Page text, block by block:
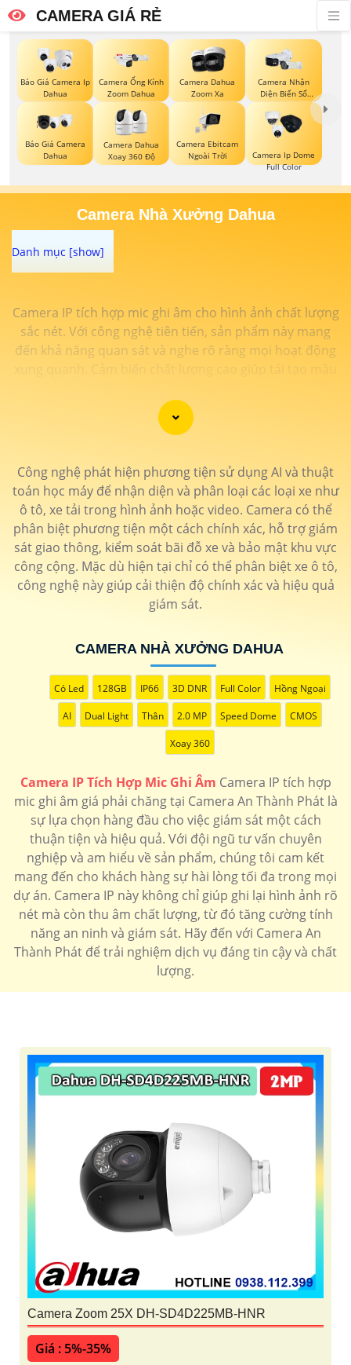
CAMERA GIÁ RẺ
Báo Giá Camera Ip
Dahua
Camera Ống Kính
Zoom Dahua
Camera Dahua
Zoom Xa
Camera Nhận
Diện Biển Số
Dahua
Báo Giá Camera
Dahua
Camera Dahua
Xoay 360 Độ
Camera Ebitcam
Ngoài Trời
Camera Ip Dome
Full Color
Camera Nhà Xưởng Dahua
Camera IP tích hợp mic ghi âm cho hình ảnh chất lượng
sắc nét. Với công nghệ tiên tiến, sản phẩm này mang
đến khả năng quan sát và nghe rõ ràng mọi hoạt động
xung quanh. Cảm biến chất lượng cao giúp tái tạo màu
người dùng thấu hiểu từng chi tiết với âm thanh sống
động. Sự kết hợp hoàn hảo giữa hình ảnh và âm thanh
cường tính hiệu quả trong việc bảo vệ và giám sát tài
sản. Đánh thức mọi giác quan với camera thông minh
này, đồng hành đáng tin cậy để bảo vệ ngôi nhà và
doanh nghiệp của bạn."
'
Công nghệ phát hiện phương tiện sử dụng AI và thuật
toán học máy để nhận diện và phân loại các loại xe như
ô tô, xe tải trong hình ảnh hoặc video. Camera có thể
phân biệt phương tiện một cách chính xác, hỗ trợ giám
sát giao thông, kiểm soát bãi đỗ xe và bảo mật khu vực
công cộng. Mặc dù hiện tại chỉ có thể phân biệt xe ô tô,
công nghệ này giúp cải thiện độ chính xác và hiệu quả
giám sát.
CAMERA NHÀ XƯỞNG DAHUA
Có Led 128GB IP66 3D DNR Full Color Hồng Ngoại
AI Dual Light Thân 2.0 MP Speed Dome CMOS
Xoay 360
Camera IP Tích Hợp Mic Ghi Âm Camera IP tích hợp
mic ghi âm giá phải chăng tại Camera An Thành Phát là
sự lựa chọn hàng đầu cho việc giám sát một cách
thuận tiện và hiệu quả. Với đội ngũ tư vấn chuyên
nghiệp và am hiểu về sản phẩm, chúng tôi cam kết
mang đến cho khách hàng sự hài lòng tối đa trong mọi
dự án. Camera IP này không chỉ giúp ghi lại hình ảnh rõ
nét mà còn thu âm chất lượng, từ đó tăng cường tính
năng an ninh và giám sát. Hãy đến với Camera An
Thành Phát để trải nghiệm dịch vụ đáng tin cậy và chất
lượng.
Camera Zoom 25X DH-SD4D225MB-HNR
Giá : 5%-35%